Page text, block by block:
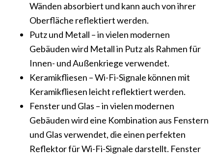
Wänden absorbiert und kann auch von ihrer
Oberfläche reflektiert werden.
Putz und Metall – in vielen modernen
Gebäuden wird Metall in Putz als Rahmen für
Innen- und Außenkriege verwendet.
Keramikfliesen – Wi-Fi-Signale können mit
Keramikfliesen leicht reflektiert werden.
Fenster und Glas – in vielen modernen
Gebäuden wird eine Kombination aus Fenstern
und Glas verwendet, die einen perfekten
Reflektor für Wi-Fi-Signale darstellt. Fenster